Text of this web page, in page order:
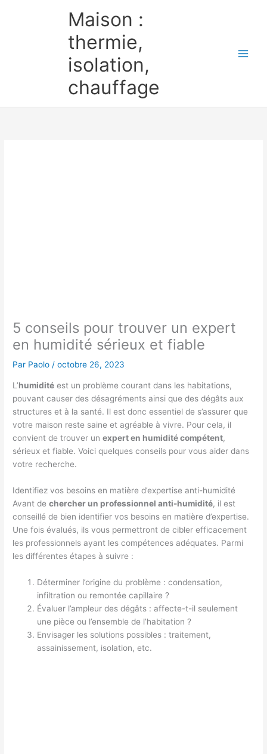
Maison :
thermie,
isolation,
chauffage
5 conseils pour trouver un expert
en humidité sérieux et fiable
Par Paolo/octobre 26, 2023
L’humidité est un problème courant dans les habitations,
pouvant causer des désagréments ainsi que des dégâts aux
structures et à la santé. Il est donc essentiel de s’assurer que
votre maison reste saine et agréable à vivre. Pour cela, il
convient de trouver unexpert en humidité compétent,
sérieux et fiable. Voici quelques conseils pour vous aider dans
votre recherche.
Identifiez vos besoins en matière d’expertise anti-humidité
Avant dechercher un professionnel anti-humidité, il est
conseillé de bien identifier vos besoins en matière d’expertise.
Une fois évalués, ils vous permettront de cibler efficacement
les professionnels ayant les compétences adéquates. Parmi
les différentes étapes à suivre :
Déterminer l’origine du problème : condensation,
infiltration ou remontée capillaire ?
Évaluer l’ampleur des dégâts : affecte-t-il seulement
une pièce ou l’ensemble de l’habitation ?
Envisager les solutions possibles : traitement,
assainissement, isolation, etc.